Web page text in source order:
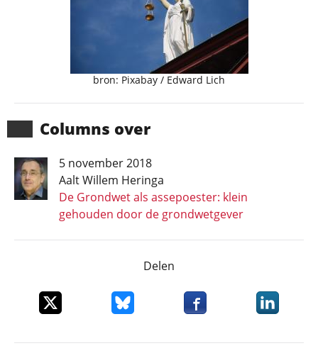
bron: Pixabay / Edward Lich
Columns over
5 november 2018
Aalt Willem Heringa
De Grondwet als assepoester: klein
gehouden door de grondwetgever
Delen
Deel dit item op XDeel dit item op Bluesky
Deel dit item opDeel dit